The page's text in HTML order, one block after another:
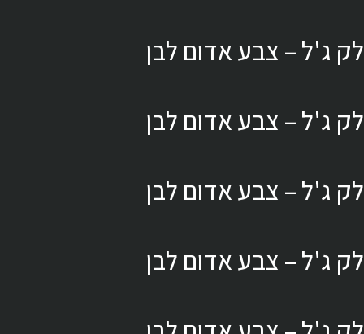
לק ג'ל – צבע אדום לבן
לק ג'ל – צבע אדום לבן
לק ג'ל – צבע אדום לבן
לק ג'ל – צבע אדום לבן